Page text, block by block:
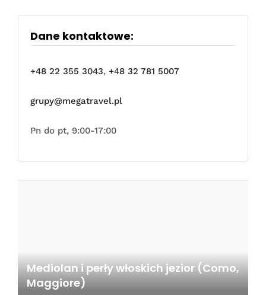
Dane kontaktowe:
+48 22 355 3043, +48 32 781 5007
grupy@megatravel.pl
Pn do pt, 9:00-17:00
Mediolan i perły włoskich jezior (Como,
Maggiore)